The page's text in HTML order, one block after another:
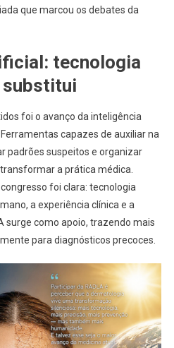
que marcou os debates da
tecnologia
substitui
foi o avanço da inteligência
capazes de auxiliar na
padrões suspeitos e organizar
a prática médica.
foi clara: tecnologia
a experiência clínica e a
surge como apoio, trazendo mais
para diagnósticos precoces.